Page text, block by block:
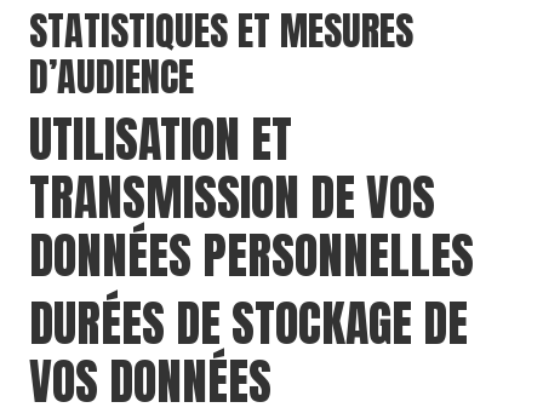
STATISTIQUES ET MESURES
D’AUDIENCE
UTILISATION ET
TRANSMISSION DE VOS
DONNÉES PERSONNELLES
DURÉES DE STOCKAGE DE
VOS DONNÉES